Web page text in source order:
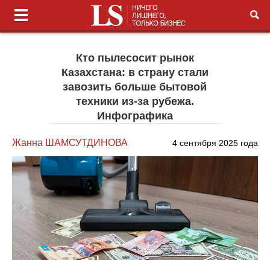
Кто пылесосит рынок
Казахстана: в страну стали
завозить больше бытовой
техники из-за рубежа.
Инфографика
Жанна ШАМСУТДИНОВА 4 сентября 2025 года